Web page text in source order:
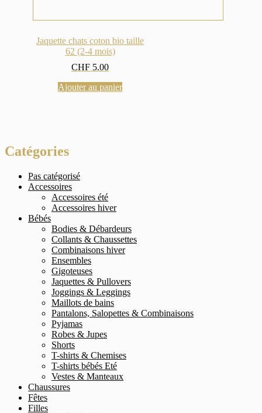
Jaquette chats coton bio taille
62 (2-4 mois)
CHF 5.00
Ajouter au panier
Catégories
Pas catégorisé
Accessoires
Accessoires été
Accessoires hiver
Bébés
Bodies & Débardeurs
Collants & Chaussettes
Combinaisons hiver
Ensembles
Gigoteuses
Jaquettes & Pullovers
Joggings & Leggings
Maillots de bains
Pantalons, Salopettes & Combinaisons
Pyjamas
Robes & Jupes
Shorts
T-shirts & Chemises
T-shirts bébés Eté
Vestes & Manteaux
Chaussures
Fêtes
Filles